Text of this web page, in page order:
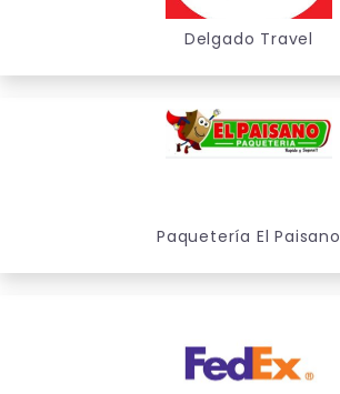
Delgado Travel
Paquetería El Paisano